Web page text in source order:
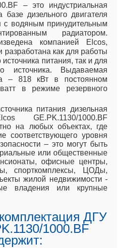
– это индустриальная
базе дизельного двигателя
с водяным принудительным
радиатором.
компанией Elcos,
разработана как для работы
питания, так и для
источника. Выдаваемая
– 818 кВт в постоянном
в режиме резервного
питания дизельная
GE.PK.1130/1000.BF
на любых объектах, где
соответствующего уровня
– это могут быть
или общественные
офисные центры,
спорткомплексы, ЦОДы,
жилой недвижимости -
владения или крупные
ДГУ
1000.BF